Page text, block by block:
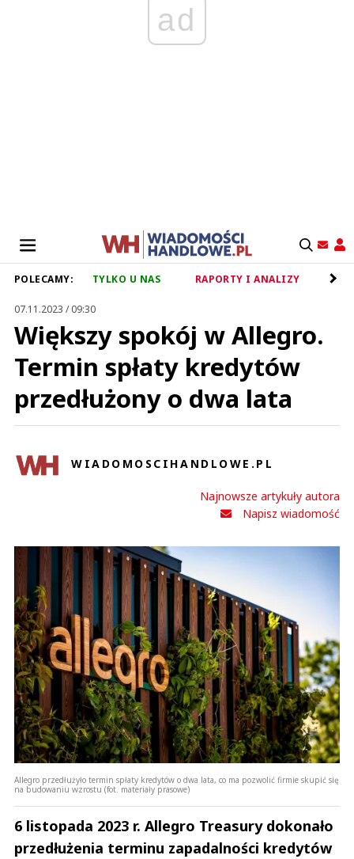
ad
POLECAMY: TYLKO U NAS RAPORTY I ANALIZY
07.11.2023 / 09:30
Większy spokój w Allegro.
Termin spłaty kredytów
przedłużony o dwa lata
WIADOMOSCIHANDLOWE.PL
Najnowsze artykuły autora
Napisz wiadomość
Allegro przedłużyło termin spłaty kredytów o dwa lata, co ma pozwolić firmie skupić się
na budowaniu wzrostu (fot. materiały prasowe)
6 listopada 2023 r. Allegro Treasury dokonało
przedłużenia terminu zapadalności kredytów